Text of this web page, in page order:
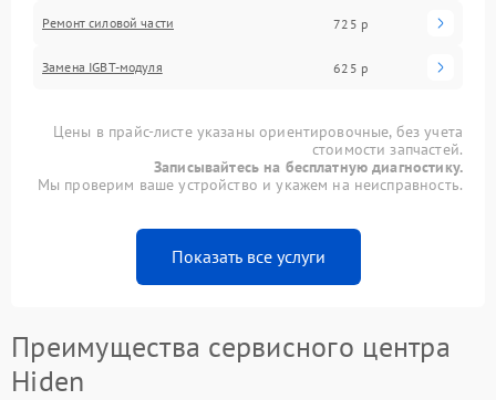
Ремонт силовой части 725 р
Замена IGBT-модуля 625 р
Цены в прайс-листе указаны ориентировочные, без учета
стоимости запчастей.
Записывайтесь на бесплатную диагностику.
Мы проверим ваше устройство и укажем на неисправность.
Показать все услуги
Преимущества сервисного центра
Hiden